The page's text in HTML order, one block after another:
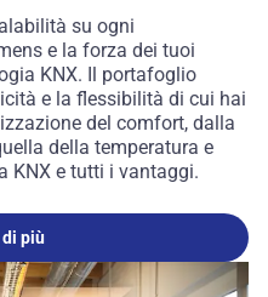
su ogni
e la forza dei tuoi
KNX. Il portafoglio
e la flessibilità di cui hai
del comfort, dalla
della temperatura e
KNX e tutti i vantaggi.
più